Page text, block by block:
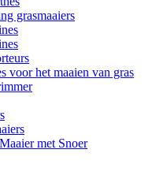
grasmaaiers
voor het maaien van gras
met Snoer